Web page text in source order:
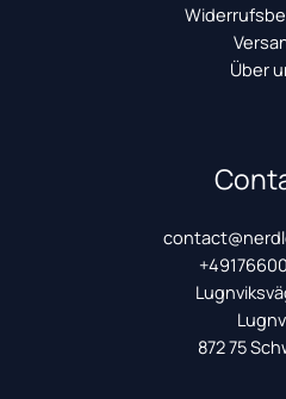
Über
872 75